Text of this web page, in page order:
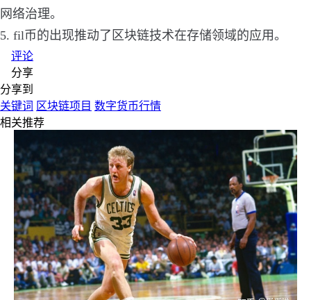
网络治理。
5. fil币的出现推动了区块链技术在存储领域的应用。
评论
分享
分享到
关键词 区块链项目 数字货币行情
相关推荐